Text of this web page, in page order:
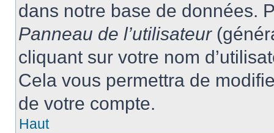
dans notre base de données.
Panneau de l’utilisateur
cliquant sur votre nom
Cela vous permettra de
de votre compte.
Haut